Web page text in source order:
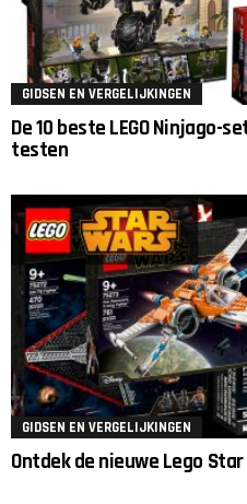
GIDSEN EN VERGELIJKINGEN
De 10 beste LEGO Ninjago-
testen
GIDSEN EN VERGELIJKINGEN
Ontdek de nieuwe Lego